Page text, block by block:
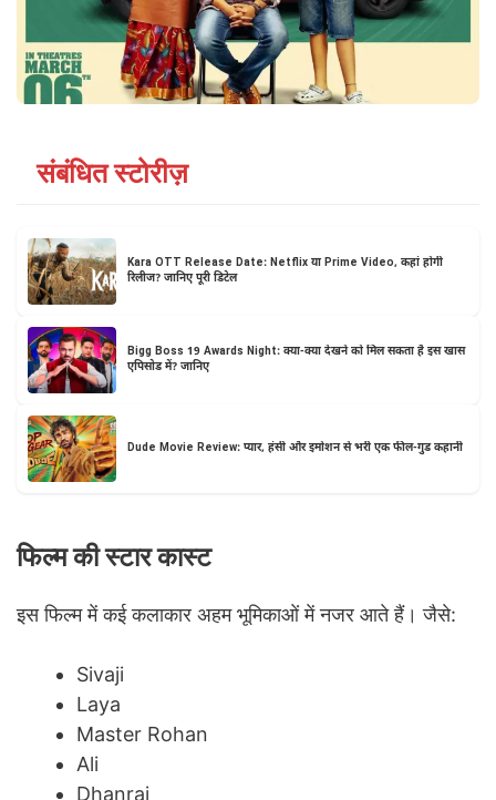
संबंधित स्टोरीज़
Kara OTT Release Date: Netflix या Prime Video, कहां होगी
रिलीज? जानिए पूरी डिटेल
Bigg Boss 19 Awards Night: क्या-क्या देखने को मिल सकता है इस खास
एपिसोड में? जानिए
Dude Movie Review: प्यार, हंसी और इमोशन से भरी एक फील-गुड कहानी
फिल्म की स्टार कास्ट
इस फिल्म में कई कलाकार अहम भूमिकाओं में नजर आते हैं। जैसे:
Sivaji
Laya
Master Rohan
Ali
Dhanraj